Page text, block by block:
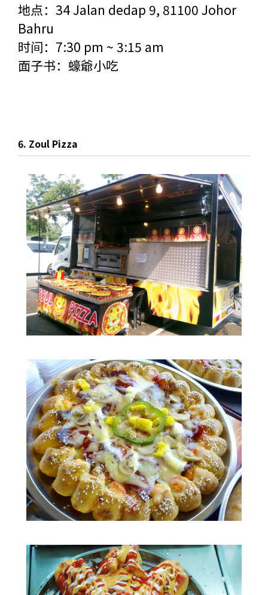
地点：34 Jalan dedap 9, 81100 Johor
Bahru
时间：7:30 pm ~ 3:15 am
面子书： 蠔爺小吃
6. Zoul Pizza